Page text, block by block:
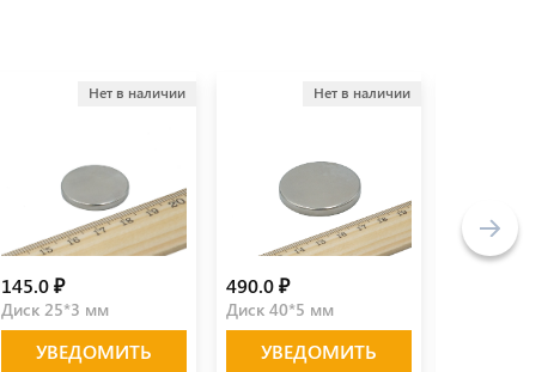
Нет в наличии
145.0 ₽
Диск 25*3 мм
УВЕДОМИТЬ
Нет в наличии
490.0 ₽
Диск 40*5 мм
УВЕДОМИТЬ